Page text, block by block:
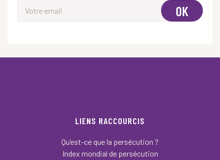
OK
LIENS RACCOURCIS
Qu’est-ce que la persécution ?
Index mondial de persécution